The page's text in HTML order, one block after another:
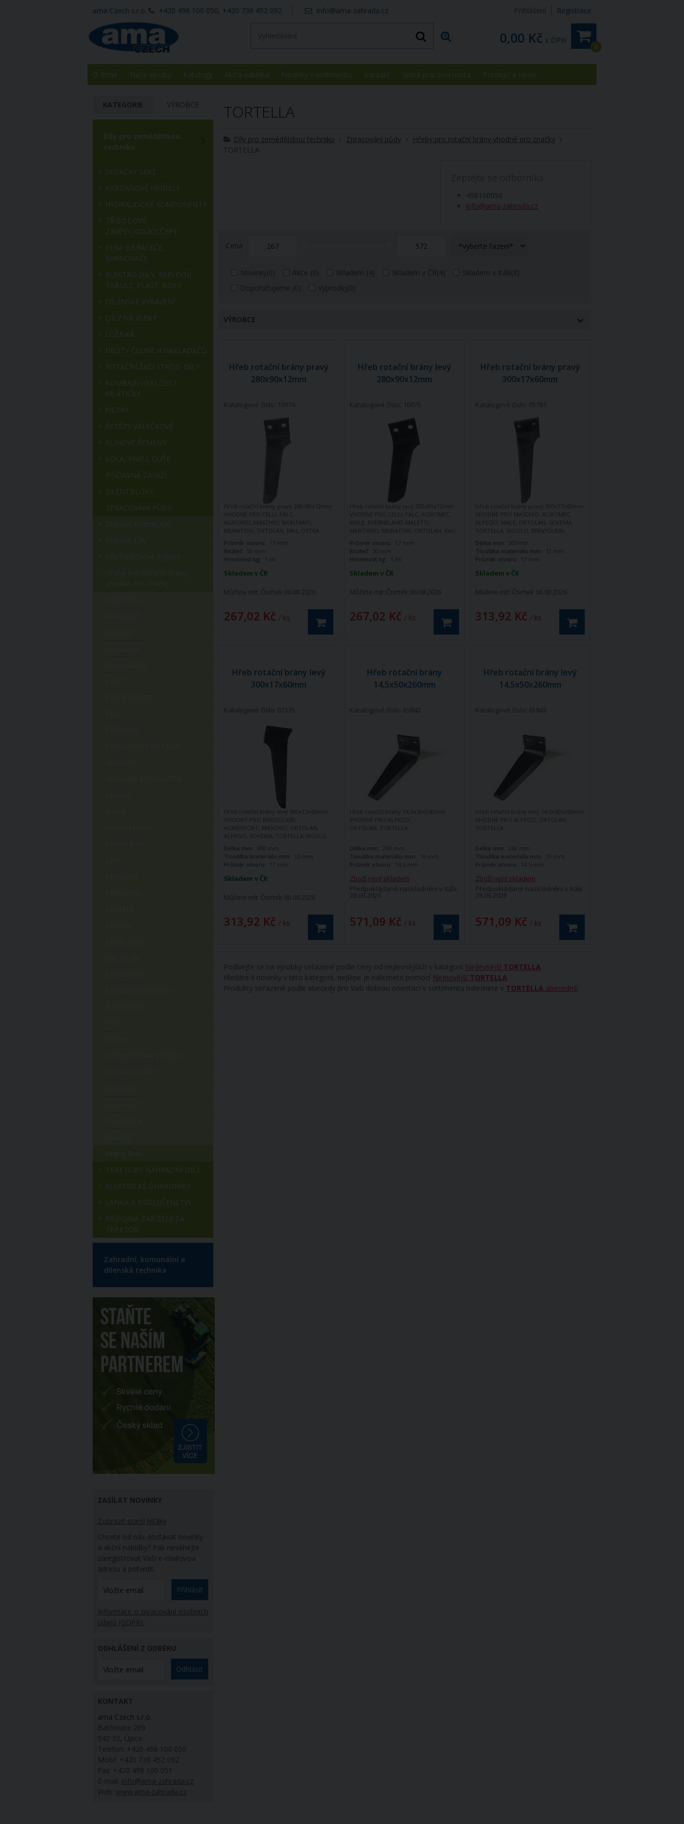
Přihlášení Registrace
ama Czech s.r.o. +420 498 100 050, +420 739 452 092 info@ama-zahrada.cz
0
0,00 Kč s DPH
O firmě Naše výroby Katalogy Akční nabídka Novinky v sortimentu Kontakt Volná pracovní místa Prodejci a servis
TORTELLA
Díly pro zemědělskou techniku Zpracování půdy
Hřeby pro rotační brány vhodné pro značky
TORTELLA
Zeptejte se odborníka
498100050
info@ama-zahrada.cz
Cena
Novinky(0) Akce (0) Skladem (4) Skladem v ČR(4) Skladem v Itálii(3)
Doporučujeme (0) Výprodej(0)
VÝROBCE
Hřeb rotační brány pravý
280x90x12mm
Katalogové číslo: 10074
Skladem v ČR
Můžete mít: Čtvrtek 06.08.2026
267,02 Kč / ks
Hřeb rotační brány pravý 280x90x12mm
VHODNÉ PRO CELLI, FALC,
AGROMEC,MASCHIO, MERITANO,
MURATORI, ORTOLAN, RAU, OSTRA
Průměr otvoru:
17 mm
Rozteč:
50 mm
Hmotnost kg:
1,66
Hřeb rotační brány levý
280x90x12mm
Katalogové číslo: 10075
Skladem v ČR
Můžete mít: Čtvrtek 06.08.2026
267,02 Kč / ks
Hřeb rotační brány levý 280x90x12mm
VHODNÉ PRO CELLI, FALC, AGROMEC,
MALE, KVERNELAND-MALETTI,
MERITANO, MURATORI, ORTOLAN, RAU,
CELLI, MASCHIO
Průměr otvoru:
17 mm
Rozteč:
50 mm
Hmotnost kg:
1,66
Hřeb rotační brány pravý
300x17x60mm
Katalogové číslo: 05781
Skladem v ČR
Můžete mít: Čtvrtek 06.08.2026
313,92 Kč / ks
Hřeb rotační brány pravý 300x17x60mm
VHODNÉ PRO MASCHIO, AGROMEC,
ALPEGO, MALE, ORTOLAN, SOVEMA,
TORTELLA, VIGOLO, BREVIGLIERI,
Délka mm:
300mm
Tloušťka materiálu mm:
12 mm
Průměr otvoru:
17 mm
Hřeb rotační brány levý
300x17x60mm
Katalogové číslo: 07335
Skladem v ČR
Můžete mít: Čtvrtek 06.08.2026
313,92 Kč / ks
Hřeb rotační brány levý 300x17x60mm
VHODNÝ PRO BREVIGLIERI,
AGRIEXPORT, MASCHIO, ORTOLAN,
ALPEGO, SOVEMA, TORTELLA,VIGOLO
Délka mm:
300 mm
Tloušťka materiálu mm:
12 mm
Průměr otvoru:
17 mm
Hřeb rotační brány
14,5x50x260mm
Katalogové číslo: 65842
Zboží není skladem
Předpokládané naskladnění v Itálii:
28.09.2026
571,09 Kč / ks
Hřeb rotační brány 14,5x50x260mm
VHODNÉ PRO ALPEGO,
ORTOLAN, TORTELLA
Délka mm:
260 mm
Tloušťka materiálu mm:
10 mm
Průměr otvoru:
14,5 mm
Hřeb rotační brány levý
14,5x50x260mm
Katalogové číslo: 65843
Zboží není skladem
Předpokládané naskladnění v Itálii:
28.09.2026
571,09 Kč / ks
Hřeb rotační brány levý 14,5x50x260mm
VHODNÉ PRO ALPEGO, ORTOLAN,
TORTELLA
Délka mm:
260 mm
Tloušťka materiálu mm:
10 mm
Průměr otvoru:
14,5 mm
Podívejte se na výrobky seřazené podle ceny od nejlevnějších v kategorii Nejlevnější TORTELLA
Hledáte-li novinky v této kategorii, nejlépe je naleznete pomocí Nejnovější TORTELLA
Produkty seřazené podle abecedy pro Vaši dobrou orientaci v sortimentu naleznete v TORTELLA abecedně
KATEGORIE VÝROBCE
Díly pro zemědělskou
techniku
SEDAČKY SEAT
KARDANOVÉ HŘÍDELE
HYDRAULICKÉ KOMPONENTY
TŘÍBODOVÉ
ZÁVĚSY,KOLÍKY,ČEPY
PERA OBRACEČE,
SHRNOVAČE
ELEKTRO DÍLY, REFLEXNÍ
TABULE, PLAST. BOXY
DÍLENSKÉ VYBAVENÍ
DÍLY NA VLEKY
LOŽISKA
HROTY ČELNÍCH NAKLADAČŮ
ROTAČNÍ ŽACÍ STROJE-DÍLY
KOMBAJNY/SKLÍZECÍ
MLÁTIČKY
FILTRY
ŘETĚZY VÁLEČKOVÉ
KLÍNOVÉ ŘEMENY
KOLA, PNEU, DUŠE
PŘÍDAVNÁ ZÁVAŽÍ
SILENTBLOKY
ZPRACOVÁNÍ PŮDY
TRAKTORY-NÁHRADNÍ DÍLY
ELEKTRICKÉ OHRADNÍKY
LANKA A PŘÍSLUŠENSTVÍ
PŘÍPOJNÁ ZAŘÍZENÍ ZA
TRAKTOR
Zahradní, komunální a
dílenská technika
ZASÍLAT NOVINKY
Zobrazit starší letáky
Chcete od nás dostávat novinky
a akční nabídky? Pak neváhejte
zaregistrovat Vaši e-mailovou
adresu a potvrdit.
Přihlásit
Informace o zpracování osobních
údajů (GDPR).
ODHLÁŠENÍ Z ODBĚRU
Odhlásit
KONTAKT
ama Czech s.r.o.
Batňovice 269
542 32, Úpice
Telefon: +420 498 100 050
Mobil: +420 739 452 092
Fax: +420 498 100 051
E-mail: info@ama-zahrada.cz
Web:
www.ama-zahrada.cz